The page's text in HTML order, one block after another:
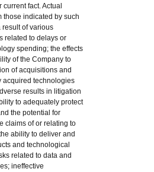
fact. Actual
those indicated by such
result of various
related to delays or
spending; the effects
of the Company to
of acquisitions and
acquired technologies
results in litigation
to adequately protect
the potential for
claims of or relating to
ability to deliver and
and technological
related to data and
ineffective